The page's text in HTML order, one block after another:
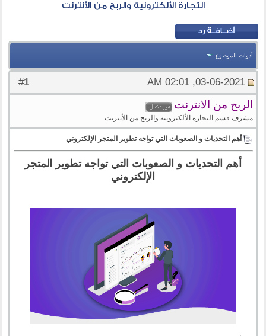
التجارة الألكترونية والربح من الأنترنت
أدوات الموضوع
#
1 03-06-2021, 02:01 AM
الربح من الانترنت
مشرف قسم التجارة الألكترونية والربح من الأنترنت
أهم التحديات و الصعوبات التي تواجه تطوير المتجر الإلكتروني
أهم التحديات و الصعوبات التي تواجه تطوير المتجر
الإلكتروني